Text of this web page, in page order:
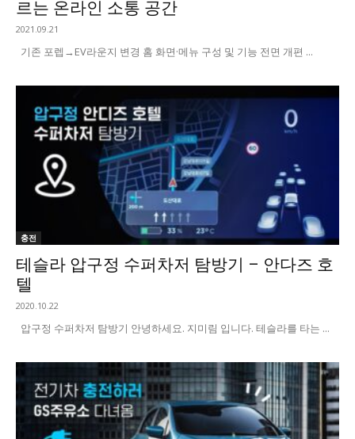
르는 온라인 소통 공간
2021.09.21
기존 포렙→EV라운지 변경 홈 화면·메뉴 구성 및 기능 전면 개편 ...
충전
테슬라 압구정 수퍼차저 탐방기 – 안다즈 호
텔
2020.10.22
압구정 수퍼차저 탐방기 안녕하세요. 지미림 입니다. 테슬라를 타는 ...